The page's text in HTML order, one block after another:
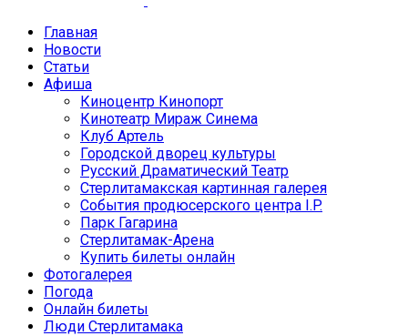
Главная
Новости
Статьи
Афиша
Киноцентр Кинопорт
Кинотеатр Мираж Синема
Клуб Артель
Городской дворец культуры
Русский Драматический Театр
Стерлитамакская картинная галерея
События продюсерского центра I.P.
Парк Гагарина
Стерлитамак-Арена
Купить билеты онлайн
Фотогалерея
Погода
Онлайн билеты
Люди Стерлитамака